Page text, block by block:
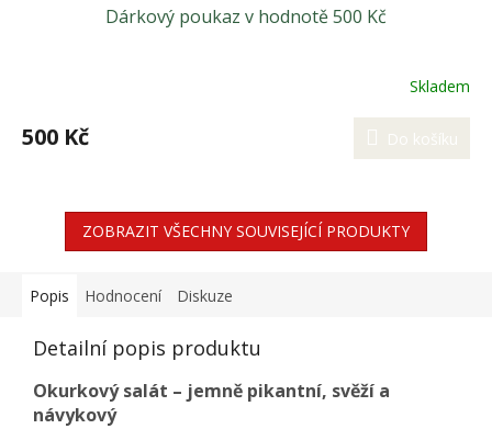
Dárkový poukaz v hodnotě 500 Kč
Skladem
500 Kč Do košíku
ZOBRAZIT VŠECHNY SOUVISEJÍCÍ PRODUKTY
Popis Hodnocení Diskuze
Detailní popis produktu
Okurkový salát – jemně pikantní, svěží a
návykový